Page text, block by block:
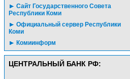
Сайт Государственного Совета
Республики Коми
Официальный сервер Республики
Коми
Комиинформ
ЦЕНТРАЛЬНЫЙ БАНК РФ: